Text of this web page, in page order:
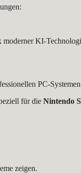
moderner KI-
PC-
für die Nintendo
zeigen.